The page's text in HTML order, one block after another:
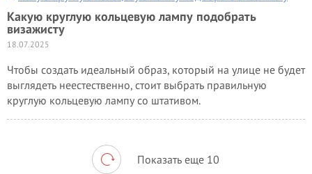
Какую круглую кольцевую лампу подобрать
визажисту
18.07.2025
Чтобы создать идеальный образ, который на улице не будет
выглядеть неестественно, стоит выбрать правильную
круглую кольцевую лампу со штативом.
Показать еще 10